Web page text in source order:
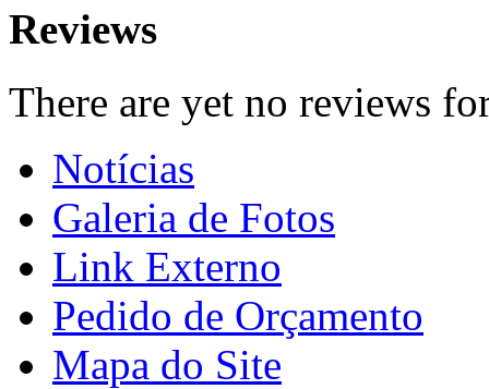
Reviews
There are yet no reviews
Notícias
Galeria de Fotos
Link Externo
Pedido de Orçamento
Mapa do Site